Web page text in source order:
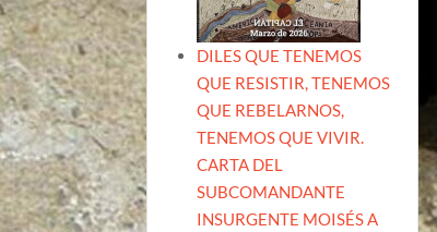
DILES QUE TENEMOS
QUE RESISTIR, TENEMOS
QUE REBELARNOS,
TENEMOS QUE VIVIR.
CARTA DEL
SUBCOMANDANTE
INSURGENTE MOISÉS A